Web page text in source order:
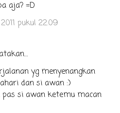
aja? =D
pukul 22.09
yg menyenangkan
dan si awan :)
si awan ketemu macan